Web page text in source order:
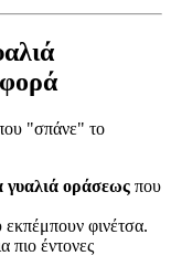
"σπάνε" το
γυαλιά οράσεως που
φινέτσα.
πιο έντονες